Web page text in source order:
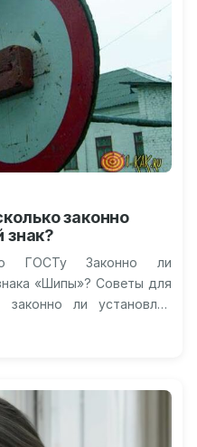
законно
знак?
ГОСТу Законно ли
«Шипы»? Советы для
ли установлен